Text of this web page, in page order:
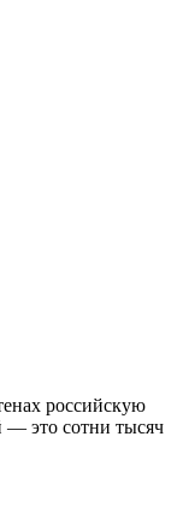
российскую
— это сотни тысяч